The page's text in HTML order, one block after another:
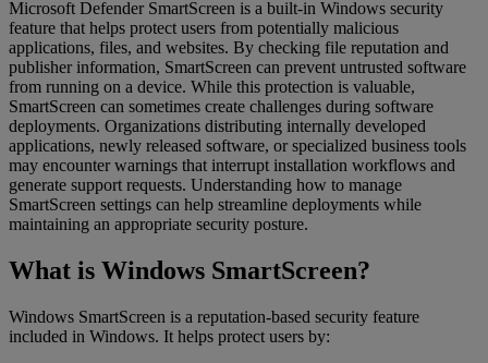
Microsoft Defender SmartScreen is a built-in Windows security
feature that helps protect users from potentially malicious
applications, files, and websites. By checking file reputation and
publisher information, SmartScreen can prevent untrusted software
from running on a device. While this protection is valuable,
SmartScreen can sometimes create challenges during software
deployments. Organizations distributing internally developed
applications, newly released software, or specialized business tools
may encounter warnings that interrupt installation workflows and
generate support requests. Understanding how to manage
SmartScreen settings can help streamline deployments while
maintaining an appropriate security posture.
What is Windows SmartScreen?
Windows SmartScreen is a reputation-based security feature
included in Windows. It helps protect users by: